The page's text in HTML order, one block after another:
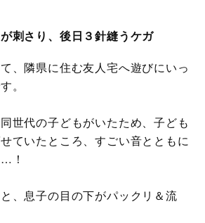
刺さり、後日３針縫うケガ
、隣県に住む友人宅へ遊びにいっ
。
世代の子どもがいたため、子ども
ていたところ、すごい音とともに
！
、息子の目の下がパックリ＆流